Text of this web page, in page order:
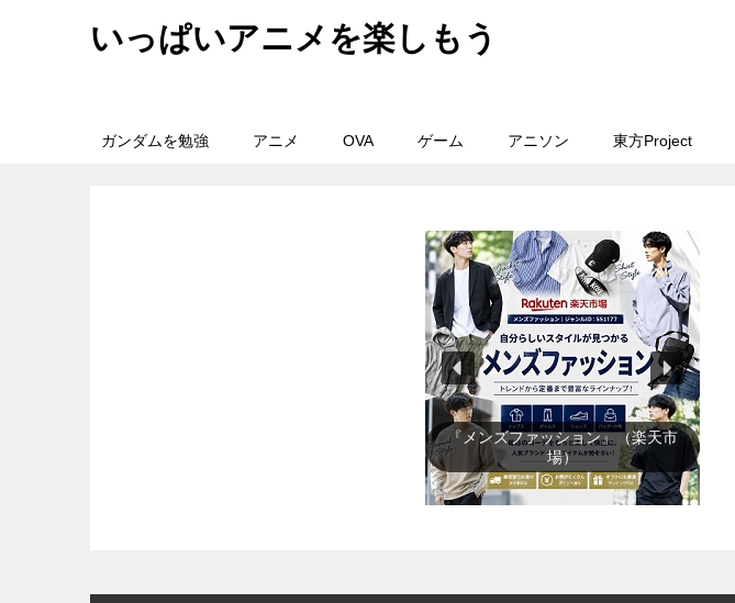
いっぱいアニメを楽しもう
ガンダムを勉強 アニメ OVA ゲーム アニソン 東方Project
『レディースファッション』（楽
天市場）